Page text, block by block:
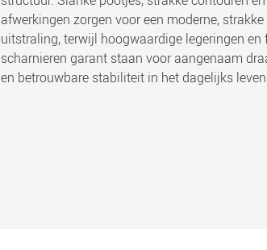
afwerkingen zorgen voor een moderne, strakke
uitstraling, terwijl hoogwaardige legeringen en
scharnieren garant staan voor aangenaam
en betrouwbare stabiliteit in het dagelijks